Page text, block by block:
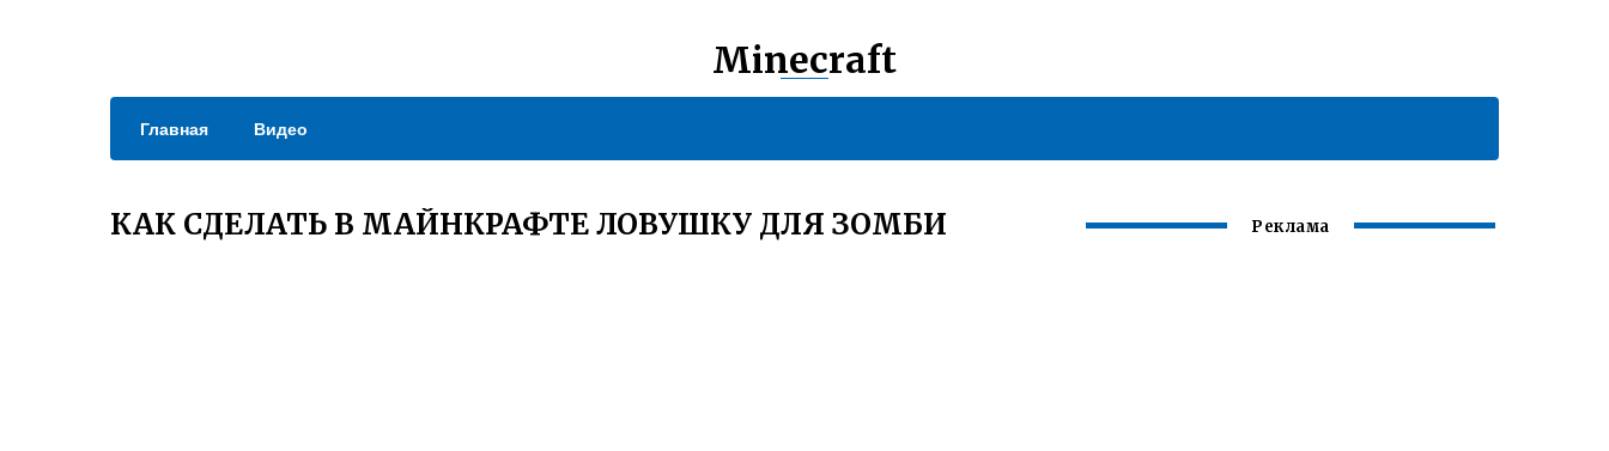
Minecraft
Главная Видео
КАК СДЕЛАТЬ В МАЙНКРАФТЕ ЛОВУШКУ ДЛЯ ЗОМБИ Реклама